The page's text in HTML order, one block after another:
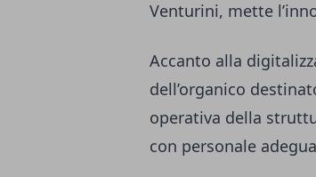
Venturini, mette
Accanto alla
dell’organico
operativa della
con personale